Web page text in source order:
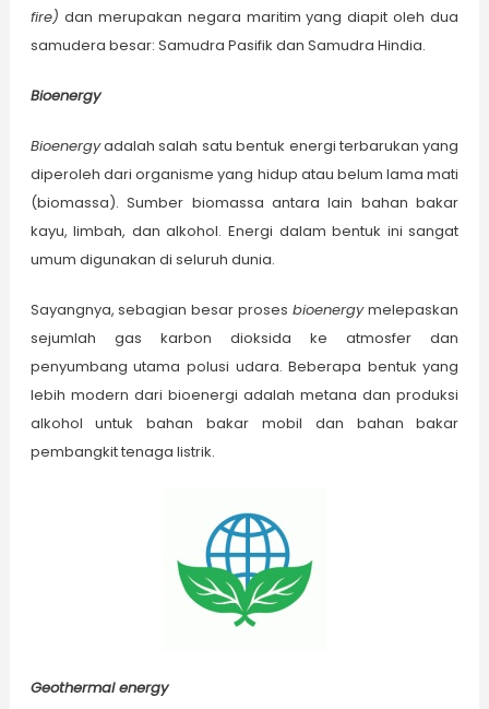
fire) dan merupakan negara maritim yang diapit oleh dua
samudera besar: Samudra Pasifik dan Samudra Hindia.
Bioenergy
Bioenergyadalah salah satu bentuk energi terbarukan yang
diperoleh dari organisme yang hidup atau belum lama mati
(biomassa). Sumber biomassa antara lain bahan bakar
kayu, limbah, dan alkohol. Energi dalam bentuk ini sangat
umum digunakan di seluruh dunia.
Sayangnya, sebagian besar proses bioenergymelepaskan
sejumlah gas karbon dioksida ke atmosfer dan
penyumbang utama polusi udara. Beberapa bentuk yang
lebih modern dari bioenergi adalah metana dan produksi
alkohol untuk bahan bakar mobil dan bahan bakar
pembangkit tenaga listrik.
Geothermal energy